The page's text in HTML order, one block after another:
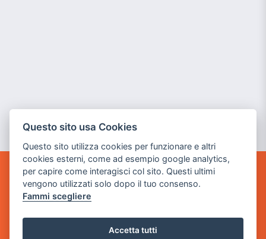
GAME WARP
BY POWER GAME SRL
Sede Legale
via Villaggio dei Platani, 3
Questo sito usa Cookies
Questo sito utilizza cookies per funzionare e altri
cookies esterni, come ad esempio google analytics,
per capire come interagisci col sito. Questi ultimi
vengono utilizzati solo dopo il tuo consenso.
Fammi scegliere
Accetta tutti